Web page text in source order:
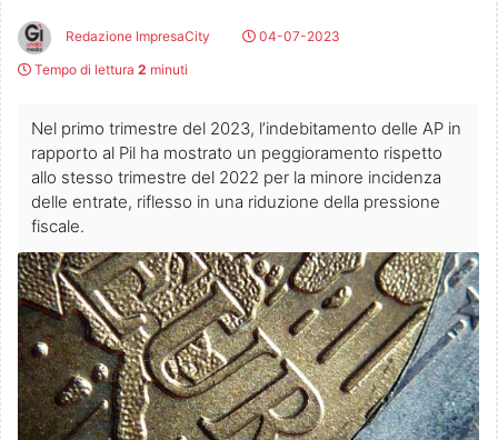
Redazione ImpresaCity
04-07-2023
Tempo di lettura 2 minuti
Nel primo trimestre del 2023, l’indebitamento delle AP in
rapporto al Pil ha mostrato un peggioramento rispetto
allo stesso trimestre del 2022 per la minore incidenza
delle entrate, riflesso in una riduzione della pressione
fiscale.